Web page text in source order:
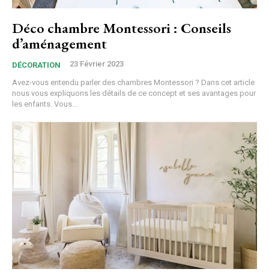
Déco chambre Montessori : Conseils
d’aménagement
DÉCORATION 23 Février 2023
Avez-vous entendu parler des chambres Montessori ? Dans cet article
nous vous expliquons les détails de ce concept et ses avantages pour
les enfants. Vous...